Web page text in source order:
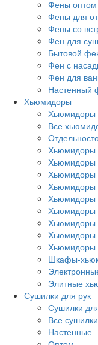
Фены оптом
Фены для
Фены со
Фен для
Бытовой
Фен с
Фен для
Настенный
Хьюмидоры
Хьюмидоры
Все
Хьюмидоры
Хьюмидоры
Хьюмидоры
Хьюмидоры
Хьюмидоры
Хьюмидоры
Хьюмидоры
Хьюмидоры
Хьюмидоры
Шкафы-
Элитные
Сушилки для рук
Сушилки
Все
Настенные